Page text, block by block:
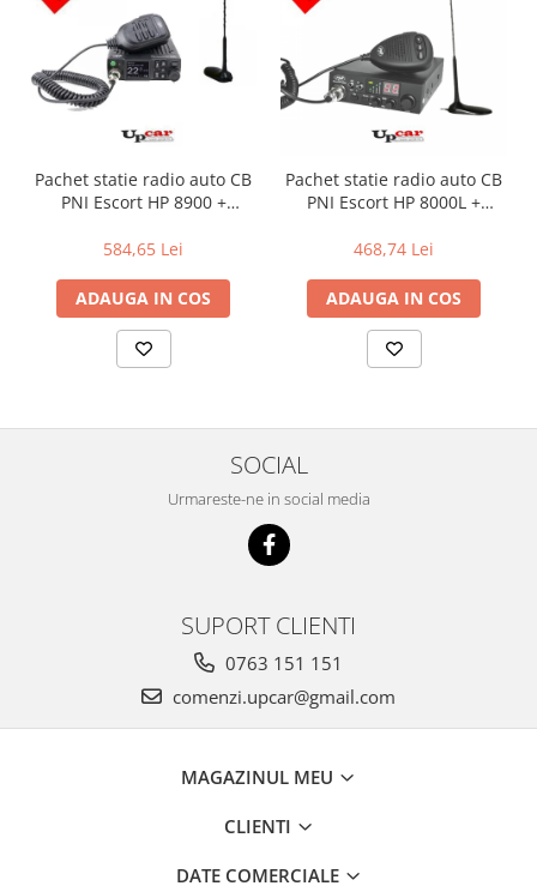
Pachet statie radio auto CB
PNI Escort HP 8900 +
lungime 45 cm + Baza
584,65 Lei
ADAUGA IN COS
Pachet statie radio auto CB
PNI Escort HP 8000L +
lungime 45cm + Baza
468,74 Lei
ADAUGA IN COS
SOCIAL
Urmareste-ne in social media
SUPORT CLIENTI
0763 151 151
comenzi.upcar@gmail.com
MAGAZINUL MEU
CLIENTI
DATE COMERCIALE